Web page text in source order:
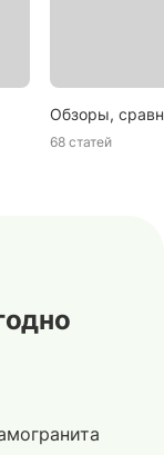
Обзоры,
68 статей